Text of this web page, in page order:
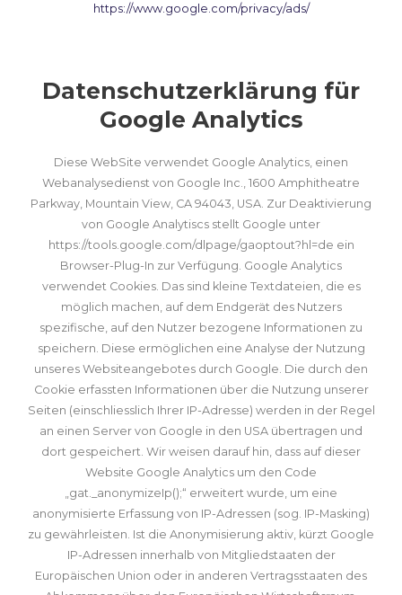
https://www.google.com/privacy/ads/
Datenschutzerklärung für
Google Analytics
Diese WebSite verwendet Google Analytics, einen
Webanalysedienst von Google Inc., 1600 Amphitheatre
Parkway, Mountain View, CA 94043, USA. Zur Deaktivierung
von Google Analytiscs stellt Google unter
https://tools.google.com/dlpage/gaoptout?hl=de ein
Browser-Plug-In zur Verfügung. Google Analytics
verwendet Cookies. Das sind kleine Textdateien, die es
möglich machen, auf dem Endgerät des Nutzers
spezifische, auf den Nutzer bezogene Informationen zu
speichern. Diese ermöglichen eine Analyse der Nutzung
unseres Websiteangebotes durch Google. Die durch den
Cookie erfassten Informationen über die Nutzung unserer
Seiten (einschliesslich Ihrer IP-Adresse) werden in der Regel
an einen Server von Google in den USA übertragen und
dort gespeichert. Wir weisen darauf hin, dass auf dieser
Website Google Analytics um den Code
„gat._anonymizeIp();“ erweitert wurde, um eine
anonymisierte Erfassung von IP-Adressen (sog. IP-Masking)
zu gewährleisten. Ist die Anonymisierung aktiv, kürzt Google
IP-Adressen innerhalb von Mitgliedstaaten der
Europäischen Union oder in anderen Vertragsstaaten des